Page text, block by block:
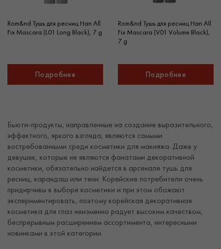
Rom&nd Тушь для ресниц Han All
Fix Mascara (L01 Long Black), 7 g
Подробнее
Rom&nd Тушь для ресниц Han All
Fix Mascara (V01 Volume Black),
7 g
Подробнее
Бьюти-продукты, направленные на создание выразительного,
эффектного, яркого взгляда, являются самыми
востребованными среди косметики для макияжа. Даже у
девушек, которые не являются фанатами декоративной
косметики, обязательно найдется в арсенале тушь для
ресниц, карандаш или тени. Корейские потребители очень
придирчивы в выборе косметики и при этом обожают
экспериментировать, поэтому корейская декоративная
косметика для глаз неизменно радует высоким качеством,
беспрерывным расширением ассортимента, интересными
новинками в этой категории.